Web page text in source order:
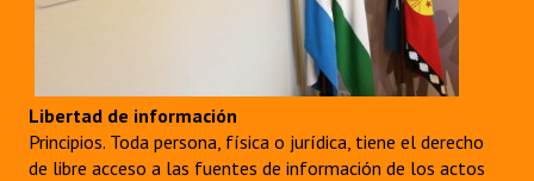
Libertad de información
Principios. Toda persona, física o jurídica, tiene el derecho
de libre acceso a las fuentes de información de los actos